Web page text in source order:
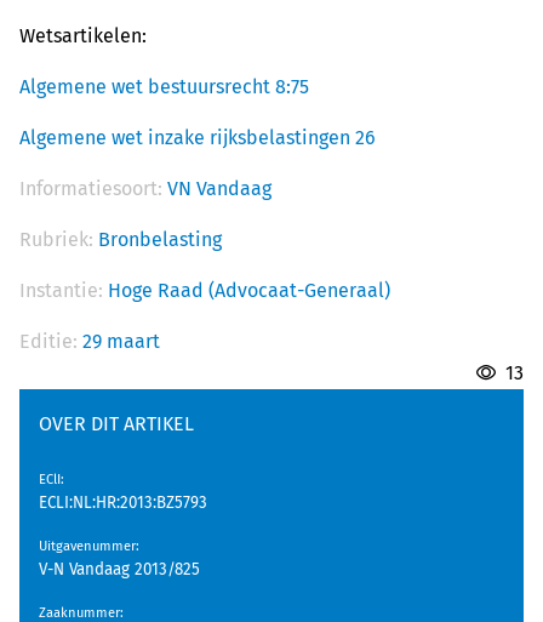
Wetsartikelen:
Algemene wet bestuursrecht 8:75
Algemene wet inzake rijksbelastingen 26
Informatiesoort: VN Vandaag
Rubriek: Bronbelasting
Instantie: Hoge Raad (Advocaat-Generaal)
Editie: 29 maart
13
OVER DIT ARTIKEL
EClI:
ECLI:NL:HR:2013:BZ5793
Uitgavenummer:
V-N Vandaag 2013/825
Zaaknummer: